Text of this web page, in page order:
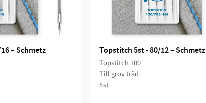
– Schmetz
Topstitch 5st - 80/12 – Schmetz
Topstitch 100
Till grov tråd
5st